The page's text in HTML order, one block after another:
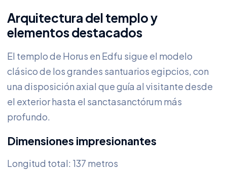
Arquitectura del templo y
elementos destacados
El templo de Horus en Edfu sigue el modelo
clásico de los grandes santuarios egipcios, con
una disposición axial que guía al visitante desde
el exterior hasta el sanctasanctórum más
profundo.
Dimensiones impresionantes
Longitud total: 137 metros